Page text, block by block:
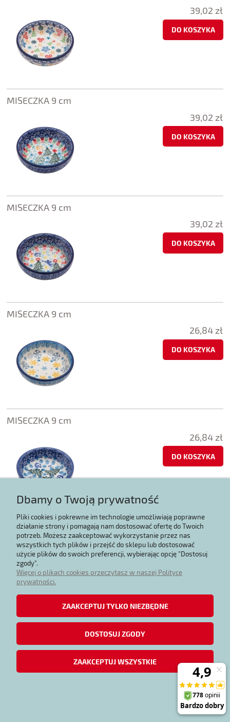
39,02 zł
DO KOSZYKA
MISECZKA 9 cm
39,02 zł
DO KOSZYKA
MISECZKA 9 cm
39,02 zł
DO KOSZYKA
MISECZKA 9 cm
26,84 zł
DO KOSZYKA
MISECZKA 9 cm
26,84 zł
DO KOSZYKA
MISECZKA 9 cm
24,16 zł
26,84 zł
DO KOSZYKA
Dbamy o Twoją prywatność
Pliki cookies i pokrewne im technologie umożliwiają poprawne
działanie strony i pomagają nam dostosować ofertę do Twoich
potrzeb. Możesz zaakceptować wykorzystanie przez nas
wszystkich tych plików i przejść do sklepu lub dostosować
użycie plików do swoich preferencji, wybierając opcję "Dostosuj
zgody".
Więcej o plikach cookies przeczytasz w naszej Polityce
prywatności.
ZAAKCEPTUJ TYLKO NIEZBĘDNE
DOSTOSUJ ZGODY
ZAAKCEPTUJ WSZYSTKIE